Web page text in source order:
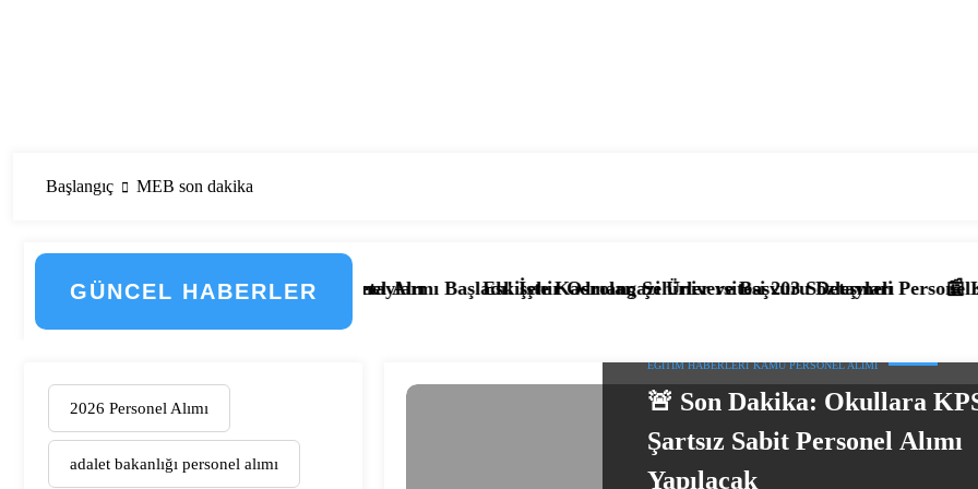
Başlangıç MEB son dakika
GÜNCEL HABERLER
İşte Düzenlemenin Detayları
Kamu Hastanesi Personel Alımı Başladı! İşte Kadrolar, Şehirler ve Başvuru Detayları
Eskişehir Osmangazi Üniversitesi 203 Sözleşmeli Personel Alımı Başladı!
📰 KPSS’li ve
2026 Personel Alımı
adalet bakanlığı personel alımı
EĞITIM HABERLERI KAMU PERSONEL ALIMI
🚨 Son Dakika: Okullara
Şartsız Sabit Personel Alımı
Yapılacak